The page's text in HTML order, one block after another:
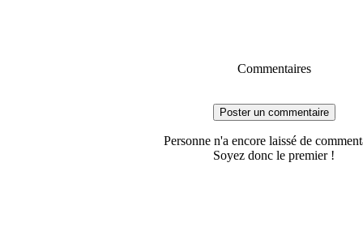
Commentaires
Poster un commentaire
Personne n'a encore laissé de
Soyez donc le premier !